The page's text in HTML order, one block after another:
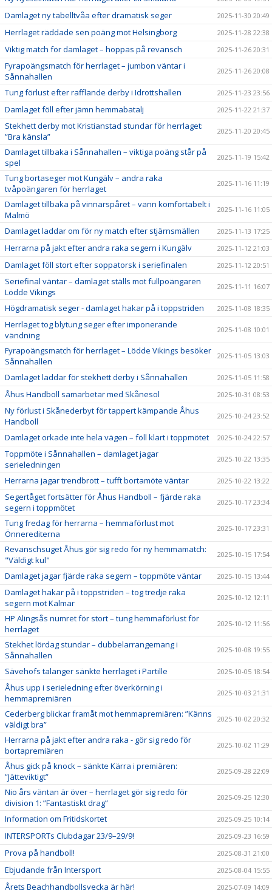
Damlaget ny tabelltvåa efter dramatisk seger 2025-11-30 20:49
Herrlaget räddade sen poäng mot Helsingborg 2025-11-28 22:38
Viktig match för damlaget – hoppas på revansch 2025-11-26 20:31
Fyrapoängsmatch för herrlaget – jumbon väntar i
Sånnahallen
2025-11-26 20:08
Tung förlust efter rafflande derby i Idrottshallen 2025-11-23 23:56
Damlaget föll efter jämn hemmabatalj 2025-11-22 21:37
Stekhett derby mot Kristianstad stundar för herrlaget:
”Bra känsla”
2025-11-20 20:45
Damlaget tillbaka i Sånnahallen – viktiga poäng står på
spel
2025-11-19 15:42
Tung bortaseger mot Kungälv – andra raka
tvåpoängaren för herrlaget
2025-11-16 11:19
Damlaget tillbaka på vinnarspåret – vann komfortabelt i
Malmö
2025-11-16 11:05
Damlaget laddar om för ny match efter stjärnsmällen 2025-11-13 17:25
Herrarna på jakt efter andra raka segern i Kungälv 2025-11-12 21:03
Damlaget föll stort efter soppatorsk i seriefinalen 2025-11-12 20:51
Seriefinal väntar – damlaget ställs mot fullpoängaren
Lödde Vikings
2025-11-11 16:07
Högdramatisk seger - damlaget hakar på i toppstriden 2025-11-08 18:35
Herrlaget tog blytung seger efter imponerande
vändning
2025-11-08 10:01
Fyrapoängsmatch för herrlaget – Lödde Vikings besöker
Sånnahallen
2025-11-05 13:03
Damlaget laddar för stekhett derby i Sånnahallen 2025-11-05 11:58
Åhus Handboll samarbetar med Skånesol 2025-10-31 08:53
Ny förlust i Skånederbyt för tappert kämpande Åhus
Handboll
2025-10-24 23:52
Damlaget orkade inte hela vägen – föll klart i toppmötet 2025-10-24 22:57
Toppmöte i Sånnahallen – damlaget jagar
serieledningen
2025-10-22 13:35
Herrarna jagar trendbrott – tufft bortamöte väntar 2025-10-22 13:22
Segertåget fortsätter för Åhus Handboll – fjärde raka
segern i toppmötet
2025-10-17 23:34
Tung fredag för herrarna – hemmaförlust mot
Önnerediterna
2025-10-17 23:31
Revanschsuget Åhus gör sig redo för ny hemmamatch:
"Väldigt kul"
2025-10-15 17:54
Damlaget jagar fjärde raka segern – toppmöte väntar 2025-10-15 13:44
Damlaget hakar på i toppstriden – tog tredje raka
segern mot Kalmar
2025-10-12 12:11
HP Alingsås numret för stort – tung hemmaförlust för
herrlaget
2025-10-12 11:56
Stekhet lördag stundar – dubbelarrangemang i
Sånnahallen
2025-10-08 19:55
Sävehofs talanger sänkte herrlaget i Partille 2025-10-05 18:54
Åhus upp i serieledning efter överkörning i
hemmapremiären
2025-10-03 21:31
Cederberg blickar framåt mot hemmapremiären: ”Känns
väldigt bra”
2025-10-02 20:32
Herrarna på jakt efter andra raka - gör sig redo för
bortapremiären
2025-10-02 11:29
Åhus gick på knock – sänkte Kärra i premiären:
”Jätteviktigt”
2025-09-28 22:09
Nio års väntan är över – herrlaget gör sig redo för
division 1: ”Fantastiskt drag”
2025-09-25 12:30
Information om Fritidskortet 2025-09-25 10:14
INTERSPORTs Clubdagar 23/9–29/9! 2025-09-23 16:59
Prova på handboll! 2025-08-31 21:00
Ebjudande från Intersport 2025-08-04 15:55
Årets Beachhandbollsvecka är här! 2025-07-09 14:09